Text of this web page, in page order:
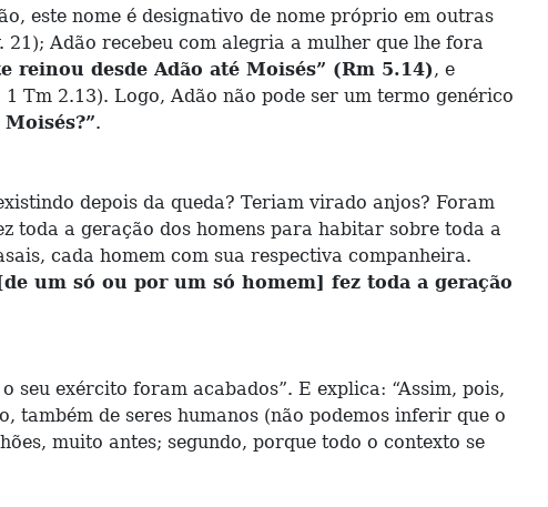
este nome é designativo de nome próprio em outras
21); Adão recebeu com alegria a mulher que lhe fora
reinou desde Adão até Moisés” (Rm 5.14), e
Tm 2.13). Logo, Adão não pode ser um termo genérico
.
depois da queda? Teriam virado anjos? Foram
toda a geração dos homens para habitar sobre toda a
cada homem com sua respectiva companheira.
um só ou por um só homem] fez toda a geração
seu exército foram acabados”. E explica: “Assim, pois,
também de seres humanos (não podemos inferir que o
muito antes; segundo, porque todo o contexto se